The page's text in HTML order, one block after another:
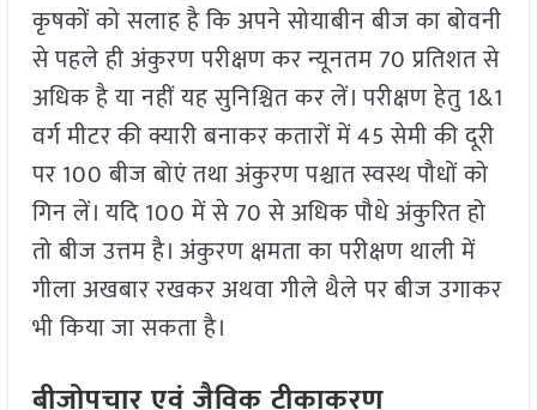
कृषकों को सलाह है कि अपने सोयाबीन बीज का बोवनी
से पहले ही अंकुरण परीक्षण कर न्यूनतम 70 प्रतिशत से
अधिक है या नहीं यह सुनिश्चित कर लें। परीक्षण हेतु 1&1
वर्ग मीटर की क्यारी बनाकर कतारों में 45 सेमी की दूरी
पर 100 बीज बोएं तथा अंकुरण पश्चात स्वस्थ पौधों को
गिन लें। यदि 100 में से 70 से अधिक पौधे अंकुरित हो
तो बीज उत्तम है। अंकुरण क्षमता का परीक्षण थाली में
गीला अखबार रखकर अथवा गीले थैले पर बीज उगाकर
भी किया जा सकता है।